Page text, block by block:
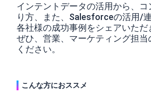
インテントデータの活用から、
り方、また、Salesforceの活用/
各社様の成功事例をシェアいただ
ぜひ、営業、マーケティング担当
ください。
こんな方におススメ